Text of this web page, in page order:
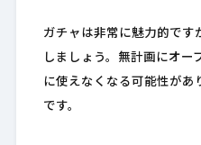
ガチャは非常に魅力的です
しましょう。無計画にオー
に使えなくなる可能性があ
です。